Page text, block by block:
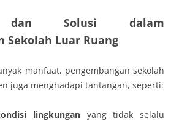
dan Solusi dalam
Sekolah Luar Ruang
manfaat, pengembangan sekolah
juga menghadapi tantangan, seperti:
lingkungan yang tidak selalu